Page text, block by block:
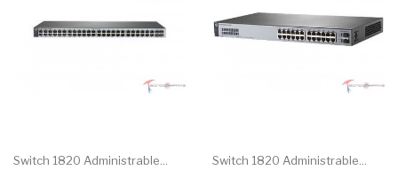
Switch 1820 Administrable...
Switch 1820 Administrable...